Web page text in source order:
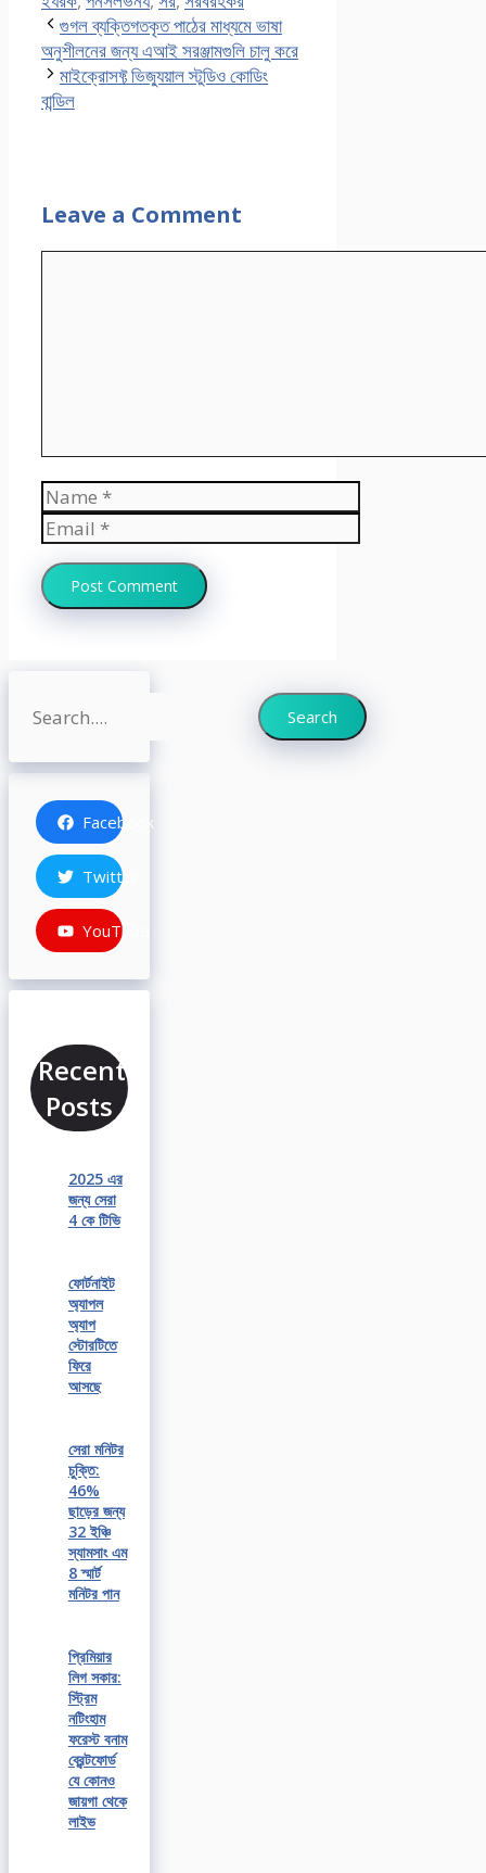
গুগল ব্যক্তিগতকৃত পাঠের মাধ্যমে ভাষা
অনুশীলনের জন্য এআই সরঞ্জামগুলি চালু করে
মাইক্রোসফ্ট ভিজ্যুয়াল স্টুডিও কোডিং
বান্ডিল
Leave a Comment
Name
Email
Search
Facebook
Twitter
YouTube
Recent
Posts
2025 এর
জন্য সেরা
4 কে টিভি
ফোর্টনাইট
অ্যাপল
অ্যাপ
স্টোরটিতে
ফিরে
আসছে
সেরা মনিটর
চুক্তি:
46%
ছাড়ের জন্য
32 ইঞ্চি
স্যামসাং এম
8 স্মার্ট
মনিটর পান
প্রিমিয়ার
লিগ সকার:
স্ট্রিম
নটিংহাম
ফরেস্ট বনাম
ব্রেন্টফোর্ড
যে কোনও
জায়গা থেকে
লাইভ